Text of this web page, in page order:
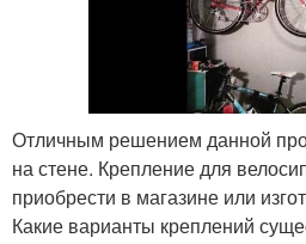
Отличным решением данной
на стене. Крепление для
приобрести в магазине или
Какие варианты креплений